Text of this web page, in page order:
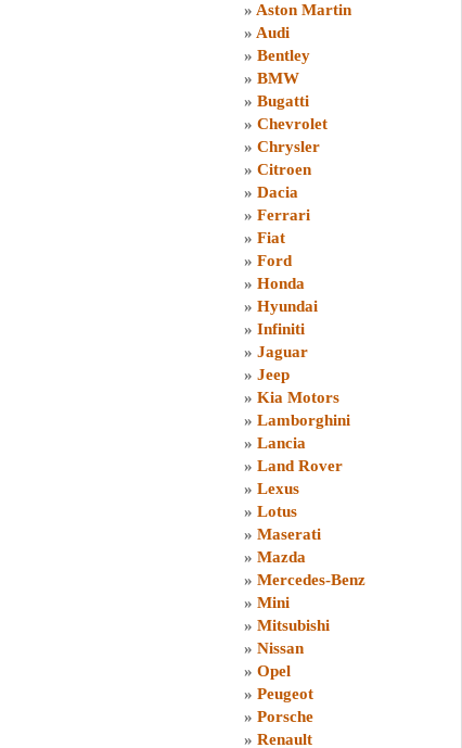
» Aston Martin
» Audi
» Bentley
» BMW
» Bugatti
» Chevrolet
» Chrysler
» Citroen
» Dacia
» Ferrari
» Fiat
» Ford
» Honda
» Hyundai
» Infiniti
» Jaguar
» Jeep
» Kia Motors
» Lamborghini
» Lancia
» Land Rover
» Lexus
» Lotus
» Maserati
» Mazda
» Mercedes-Benz
» Mini
» Mitsubishi
» Nissan
» Opel
» Peugeot
» Porsche
» Renault